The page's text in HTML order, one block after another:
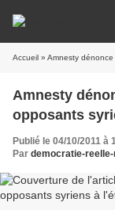
Accueil » Amnesty
Amnesty
opposants
Publié le 04/10/2011 à
Par democratie-